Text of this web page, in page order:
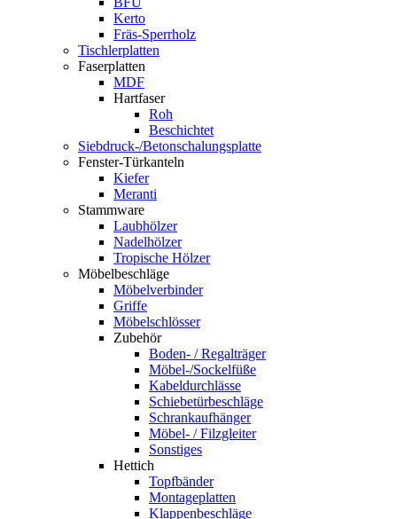
Kerto
Fräs-Sperrholz
Tischlerplatten
Faserplatten
MDF
Hartfaser
Roh
Beschichtet
Siebdruck-/Betonschalungsplatte
Fenster-Türkanteln
Kiefer
Meranti
Stammware
Laubhölzer
Nadelhölzer
Tropische Hölzer
Möbelbeschläge
Möbelverbinder
Griffe
Möbelschlösser
Zubehör
Boden- / Regalträger
Möbel-/Sockelfüße
Kabeldurchlässe
Schiebetürbeschläge
Schrankaufhänger
Möbel- / Filzgleiter
Sonstiges
Hettich
Topfbänder
Montageplatten
Klappenbeschläge